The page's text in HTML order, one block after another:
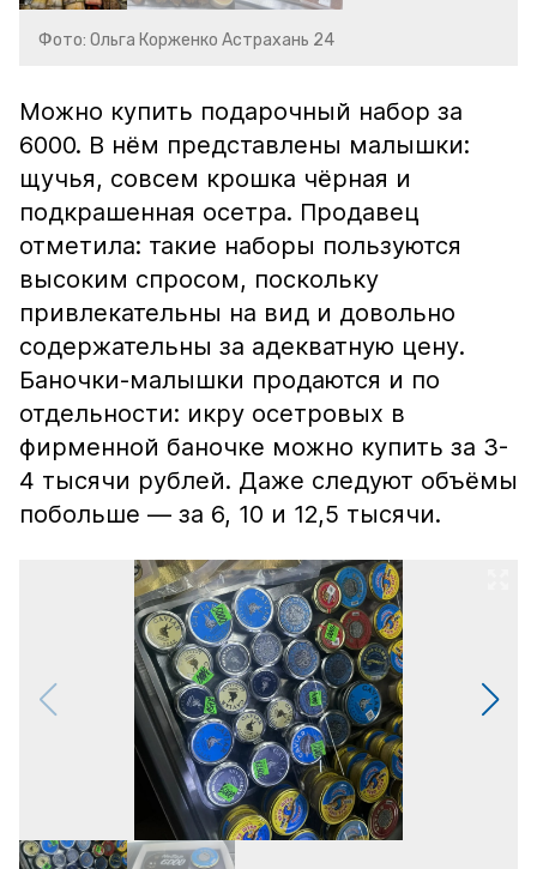
Фото: Ольга Корженко Астрахань 24
Можно купить подарочный набор за
6000. В нём представлены малышки:
щучья, совсем крошка чёрная и
подкрашенная осетра. Продавец
отметила: такие наборы пользуются
высоким спросом, поскольку
привлекательны на вид и довольно
содержательны за адекватную цену.
Баночки-малышки продаются и по
отдельности: икру осетровых в
фирменной баночке можно купить за 3-
4 тысячи рублей. Даже следуют объёмы
побольше — за 6, 10 и 12,5 тысячи.